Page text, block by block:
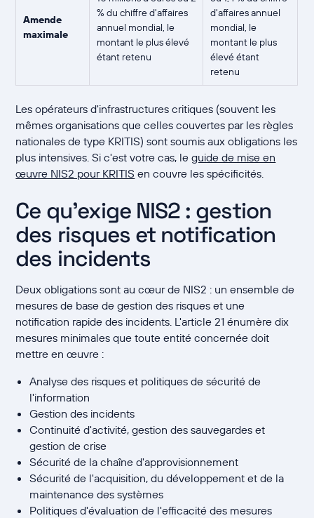
Amende
maximale
% du chiffre d'affaires
annuel mondial, le
montant le plus élevé
étant retenu
d'affaires annuel
mondial, le
montant le plus
élevé étant
retenu
Les opérateurs d'infrastructures critiques (souvent les
mêmes organisations que celles couvertes par les règles
nationales de type KRITIS) sont soumis aux obligations les
plus intensives. Si c'est votre cas, leguide de mise en
œuvre NIS2 pour KRITIS en couvre les spécificités.
Ce qu'exige NIS2 : gestion
des risques et notification
des incidents
Deux obligations sont au cœur de NIS2 : un ensemble de
mesures de base de gestion des risques et une
notification rapide des incidents. L'article 21 énumère dix
mesures minimales que toute entité concernée doit
mettre en œuvre :
Analyse des risques et politiques de sécurité de
l'information
Gestion des incidents
Continuité d'activité, gestion des sauvegardes et
gestion de crise
Sécurité de la chaîne d'approvisionnement
Sécurité de l'acquisition, du développement et de la
maintenance des systèmes
Politiques d'évaluation de l'efficacité des mesures